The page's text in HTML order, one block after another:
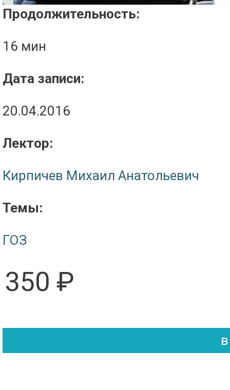
Продолжительность:
16 мин
Дата записи:
20.04.2016
Лектор:
Кирпичев Михаил Анатольевич
Темы:
ГОЗ
350 ₽